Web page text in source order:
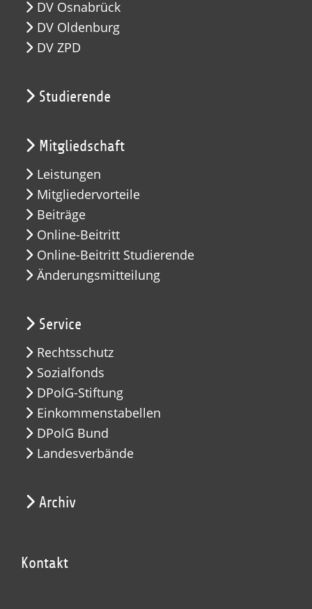
DV Osnabrück
DV Oldenburg
DV ZPD
Studierende
Mitgliedschaft
Leistungen
Mitgliedervorteile
Beiträge
Online-Beitritt
Online-Beitritt Studierende
Änderungsmitteilung
Service
Rechtsschutz
Sozialfonds
DPolG-Stiftung
Einkommenstabellen
DPolG Bund
Landesverbände
Archiv
Kontakt